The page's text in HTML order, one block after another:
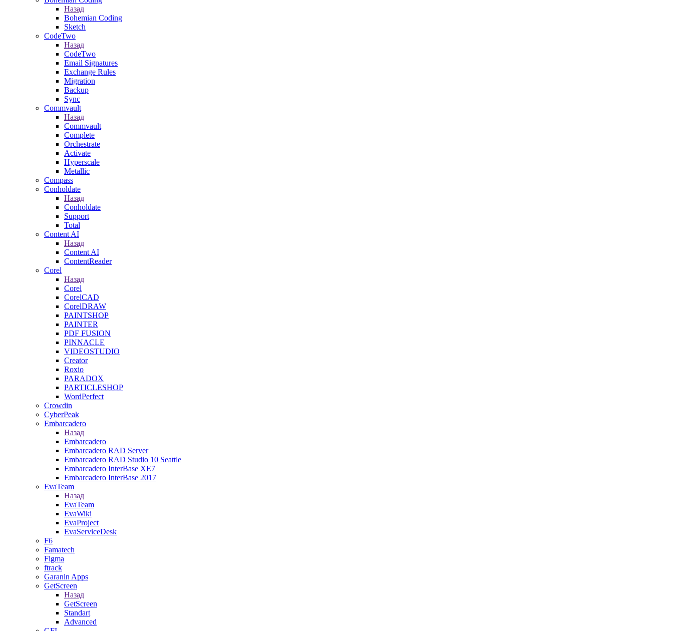
Назад
Bohemian Coding
Sketch
CodeTwo
Назад
CodeTwo
Email Signatures
Exchange Rules
Migration
Backup
Sync
Commvault
Назад
Commvault
Complete
Orchestrate
Activate
Hyperscale
Metallic
Compass
Conholdate
Назад
Conholdate
Support
Total
Content AI
Назад
Content AI
ContentReader
Corel
Назад
Corel
CorelCAD
CorelDRAW
PAINTSHOP
PAINTER
PDF FUSION
PINNACLE
VIDEOSTUDIO
Creator
Roxio
PARADOX
PARTICLESHOP
WordPerfect
Crowdin
CyberPeak
Embarcadero
Назад
Embarcadero
Embarcadero RAD Server
Embarcadero RAD Studio 10 Seattle
Embarcadero InterBase XE7
Embarcadero InterBase 2017
EvaTeam
Назад
EvaTeam
EvaWiki
EvaProject
EvaServiceDesk
F6
Famatech
Figma
ftrack
Garanin Apps
GetScreen
Назад
GetScreen
Standart
Advanced